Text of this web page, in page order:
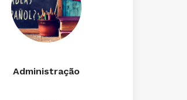
Administração